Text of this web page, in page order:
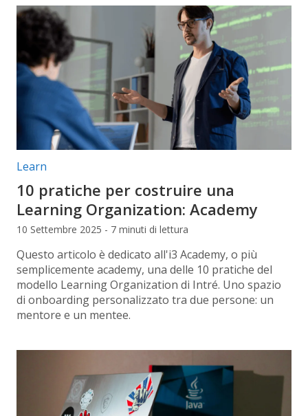
Categorie articolo:
Learn
10 pratiche per costruire una
Learning Organization: Academy
10 Settembre 2025 - 7 minuti di lettura
Questo articolo è dedicato all'i3 Academy, o più
semplicemente academy, una delle 10 pratiche del
modello Learning Organization di Intré. Uno spazio
di onboarding personalizzato tra due persone: un
mentore e un mentee.